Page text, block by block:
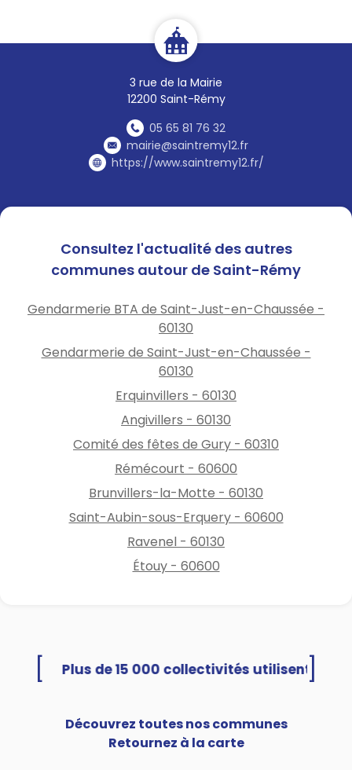
3 rue de la Mairie
12200 Saint-Rémy
05 65 81 76 32
mairie@saintremy12.fr
https://www.saintremy12.fr/
Consultez l'actualité des autres
communes autour de Saint-Rémy
Gendarmerie BTA de Saint-Just-en-Chaussée -
60130
Gendarmerie de Saint-Just-en-Chaussée -
60130
Erquinvillers - 60130
Angivillers - 60130
Comité des fêtes de Gury - 60310
Rémécourt - 60600
Brunvillers-la-Motte - 60130
Saint-Aubin-sous-Erquery - 60600
Ravenel - 60130
Étouy - 60600
Découvrez toutes nos communes
Retournez à la carte